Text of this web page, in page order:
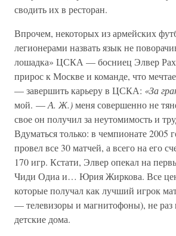
сводить их в ресторан.
Впрочем, некоторых из армейских
легионерами назвать язык не
лошадка» ЦСКА — босниец Элвер
прирос к Москве и команде, что
— завершить карьеру в ЦСКА: «За
мой. —А. Ж.)меня совершенно не
свое он получил за неутомимость и
Вдуматься только: в чемпионате 2005
провел все 30 матчей, а всего на его
170 игр. Кстати, Элвер опекал на
Чиди Одиа и… Юрия Жиркова. Все
которые получал как лучший игрок
— телевизоры и магнитофоны), не раз
детские дома.